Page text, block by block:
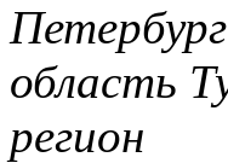
область
регион